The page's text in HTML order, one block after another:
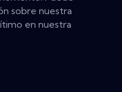
sobre nuestra
en nuestra